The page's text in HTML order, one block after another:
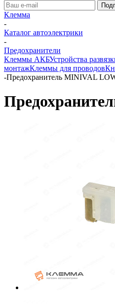
Клемма
-
Каталог автоэлектрики
-
Предохранители
Клеммы АКБУстройства
монтажКлеммы для проводов
-Предохранитель MINIVAL